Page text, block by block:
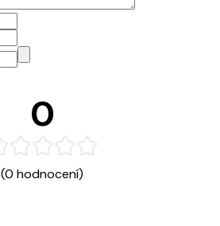
0
(0 hodnocení)